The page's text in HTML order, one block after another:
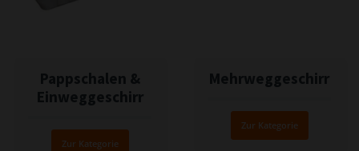
Pappschalen &
Einweggeschirr
Zur Kategorie
Mehrweggeschirr
Zur Kategorie